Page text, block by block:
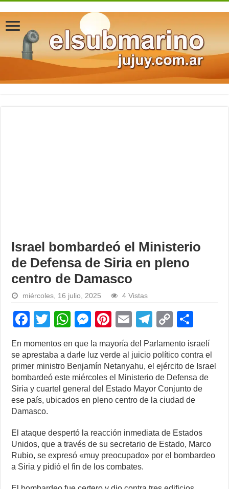
Israel bombardeó el Ministerio
de Defensa de Siria en pleno
centro de Damasco
miércoles, 16 julio, 2025 4 Vistas
F
c
e
b
o
o
k
T
wi
tt
er
W
at
s
A
p
M
e
ss
e
n
g
Pi
nt
er
e
st
E
m
ail
T
el
e
gr
a
m
C
o
p
y
Li
n
ar
e
En momentos en que la mayoría del Parlamento israelí
se aprestaba a darle luz verde al juicio político contra el
primer ministro Benjamín Netanyahu, el ejército de Israel
bombardeó este miércoles el Ministerio de Defensa de
Siria y cuartel general del Estado Mayor Conjunto de
ese país, ubicados en pleno centro de la ciudad de
Damasco.
El ataque despertó la reacción inmediata de Estados
Unidos, que a través de su secretario de Estado, Marco
Rubio, se expresó «muy preocupado» por el bombardeo
a Siria y pidió el fin de los combates.